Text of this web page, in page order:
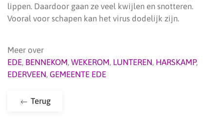
lippen. Daardoor gaan ze veel kwijlen en snotteren.
Vooral voor schapen kan het virus dodelijk zijn.
Meer over
EDE, BENNEKOM, WEKEROM, LUNTEREN, HARSKAMP,
EDERVEEN, GEMEENTE EDE
Terug